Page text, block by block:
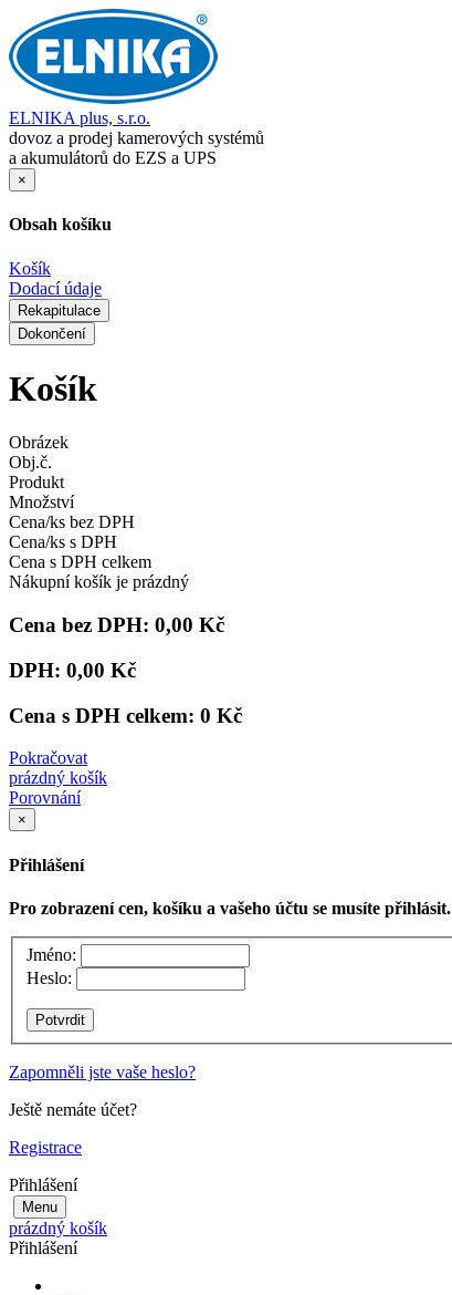
ELNIKA plus, s.r.o.
dovoz a prodej kamerových systémů
a akumulátorů do EZS a UPS
×
Obsah košíku
Košík
Dodací údaje
Rekapitulace
Dokončení
Košík
Obrázek
Obj.č.
Produkt
Množství
Cena/ks bez DPH
Cena/ks s DPH
Cena s DPH celkem
Nákupní košík je prázdný
Cena bez DPH: 0,00 Kč
DPH: 0,00 Kč
Cena s DPH celkem: 0 Kč
Pokračovat
prázdný košík
Porovnání
×
Přihlášení
Pro zobrazení cen, košíku a vašeho účtu se musíte přihlásit.
Jméno:
Heslo:
Zapomněli jste vaše heslo?
Ještě nemáte účet?
Registrace
Přihlášení
Menu
prázdný košík
Přihlášení